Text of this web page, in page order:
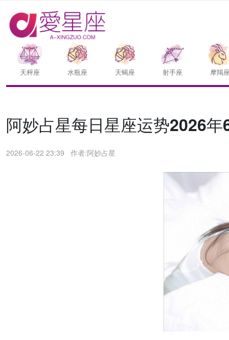
天枰座 水瓶座 天蝎座 射手座 摩羯
阿妙占星每日星座运势2026年
2026-06-22 23:39 作者:阿妙占星